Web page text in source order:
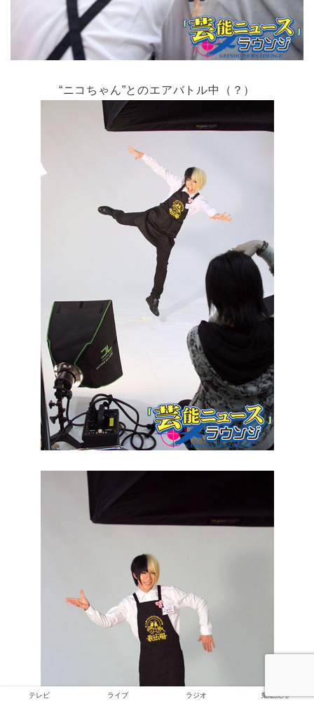
“ニコちゃん”とのエアバトル中（？）
テレビ ライブ ラジオ 鬼龍院翔